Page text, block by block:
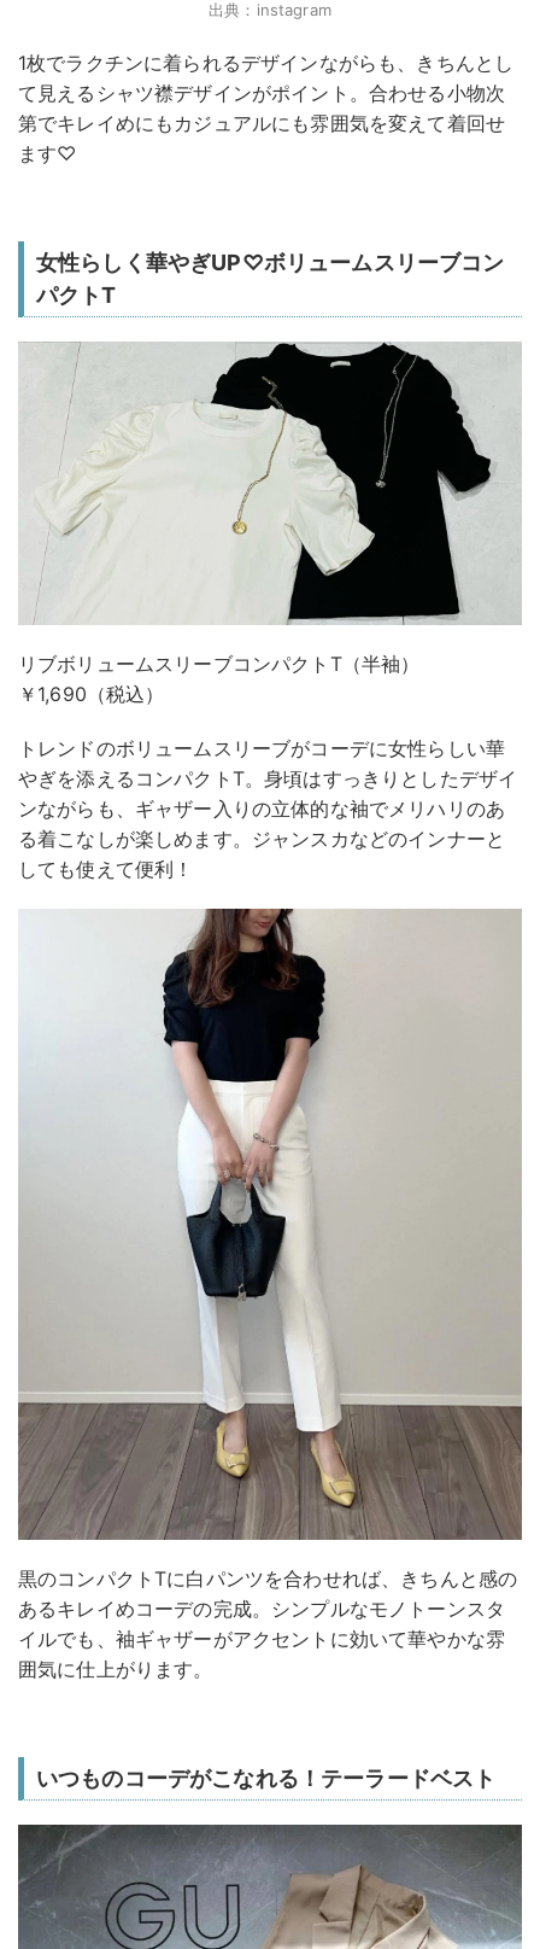
出典：instagram
1枚でラクチンに着られるデザインながらも、きちんとし
て見えるシャツ襟デザインがポイント。合わせる小物次
第でキレイめにもカジュアルにも雰囲気を変えて着回せ
ます♡
女性らしく華やぎUP♡ボリュームスリーブコン
パクトT
リブボリュームスリーブコンパクトT（半袖）
￥1,690（税込）
トレンドのボリュームスリーブがコーデに女性らしい華
やぎを添えるコンパクトT。身頃はすっきりとしたデザイ
ンながらも、ギャザー入りの立体的な袖でメリハリのあ
る着こなしが楽しめます。ジャンスカなどのインナーと
しても使えて便利！
黒のコンパクトTに白パンツを合わせれば、きちんと感の
あるキレイめコーデの完成。シンプルなモノトーンスタ
イルでも、袖ギャザーがアクセントに効いて華やかな雰
囲気に仕上がります。
いつものコーデがこなれる！テーラードベスト